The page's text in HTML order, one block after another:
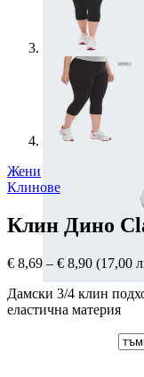
Жени
Клинове
Клин Дино
€ 8,69 – € 8,90 (17,00
Дамски 3/4 клин
еластична материя